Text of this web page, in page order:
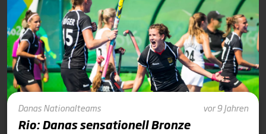
DanasNationalteams vor 9 Jahren
Rio: Danas sensationell Bronze